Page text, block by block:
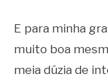
E para minha
muito boa
meia dúzia de